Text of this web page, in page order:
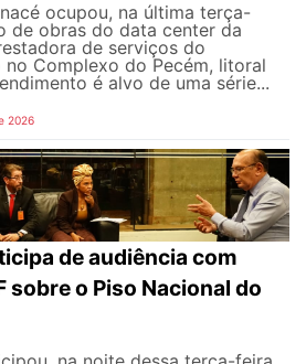
ocupou, na última terça-
de obras do data center da
de serviços do
Complexo do Pecém, litoral
é alvo de uma série...
2026
de audiência com
sobre o Piso Nacional do